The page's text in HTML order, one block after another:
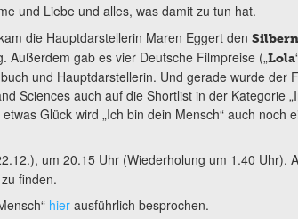
und Liebe und alles, was damit zu tun hat.
die Hauptdarstellerin Maren Eggert den
Außerdem gab es vier Deutsche Filmpreise („Lola
und Hauptdarstellerin. Und gerade wurde der
Sciences auch auf die Shortlist in der Kategorie
Glück wird „Ich bin dein Mensch“ auch noch
um 20.15 Uhr (Wiederholung um 1.40 Uhr).
finden.
hierausführlich besprochen.